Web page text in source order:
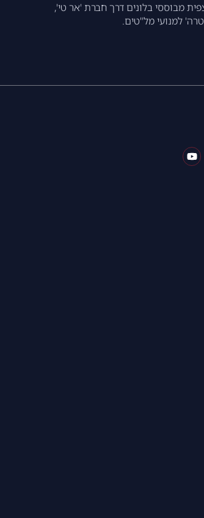
תצפית מבוססי בלונים דרך חברת 'אר טי',
למנועי מל"טים.